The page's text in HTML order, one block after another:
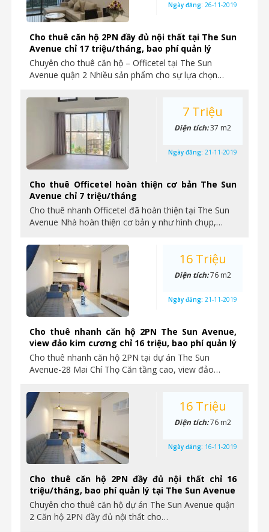
Cho thuê căn hộ 2PN đầy đủ nội thất tại The Sun
Avenue chỉ 17 triệu/tháng, bao phí quản lý
Chuyên cho thuê căn hộ – Officetel tại The Sun
Avenue quận 2 Nhiều sản phẩm cho sự lựa chọn…
Ngày đăng: 26-11-2019
Cho thuê Officetel hoàn thiện cơ bản The Sun
Avenue chỉ 7 triệu/tháng
Cho thuê nhanh Officetel đã hoàn thiện tại The Sun
Avenue Nhà hoàn thiện cơ bản y như hình chụp,…
7 Triệu
Diện tích:37 m2
Ngày đăng: 21-11-2019
Cho thuê nhanh căn hộ 2PN The Sun Avenue,
view đảo kim cương chỉ 16 triệu, bao phí quản lý
Cho thuê nhanh căn hộ 2PN tại dự án The Sun
Avenue-28 Mai Chí Thọ Căn tầng cao, view đảo…
16 Triệu
Diện tích:76 m2
Ngày đăng: 21-11-2019
Cho thuê căn hộ 2PN đầy đủ nội thất chỉ 16
triệu/tháng, bao phí quản lý tại The Sun Avenue
Chuyên cho thuê căn hộ dự án The Sun Avenue quận
2 Căn hộ 2PN đầy đủ nội thất cho…
16 Triệu
Diện tích:76 m2
Ngày đăng: 16-11-2019